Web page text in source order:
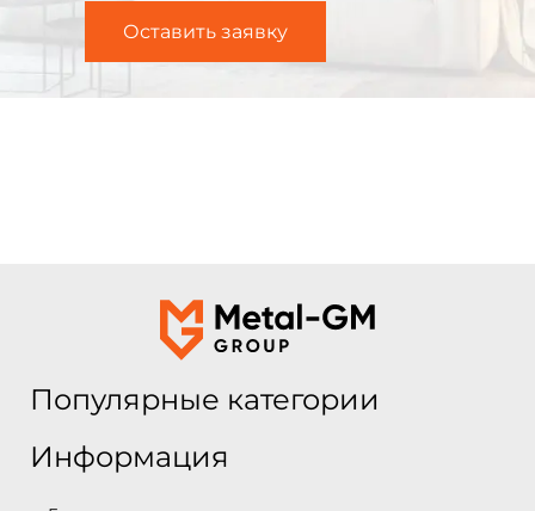
Оставить заявку
Популярные категории
Информация